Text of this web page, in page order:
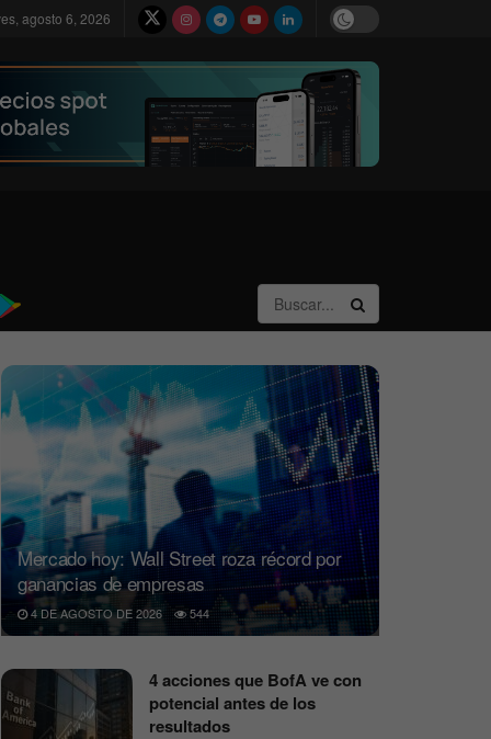
agosto 6, 2026
Mercado hoy: Wall Street roza récord por
ganancias de empresas
4 DE AGOSTO DE 2026 544
4 acciones que BofA ve con
potencial antes de los
resultados